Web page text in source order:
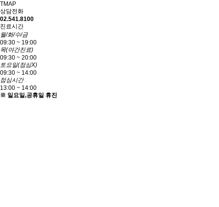
TMAP
상담전화
02.541.8100
진료시간
월/화/수/금
09:30 ~ 19:00
목(야간진료)
09:30 ~ 20:00
토요일(점심X)
09:30 ~ 14:00
점심시간
13:00 ~ 14:00
※ 일요일,공휴일 휴진